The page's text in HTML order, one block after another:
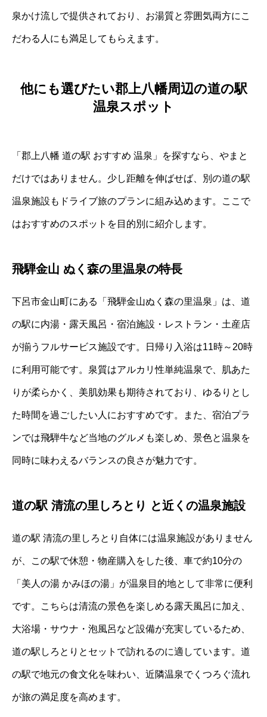
泉かけ流しで提供されており、お湯質と雰囲気両方にこ
だわる人にも満足してもらえます。
他にも選びたい郡上八幡周辺の道の駅
温泉スポット
「郡上八幡 道の駅 おすすめ 温泉」を探すなら、やまと
だけではありません。少し距離を伸ばせば、別の道の駅
温泉施設もドライブ旅のプランに組み込めます。ここで
はおすすめのスポットを目的別に紹介します。
飛騨金山 ぬく森の里温泉の特長
下呂市金山町にある「飛騨金山ぬく森の里温泉」は、道
の駅に内湯・露天風呂・宿泊施設・レストラン・土産店
が揃うフルサービス施設です。日帰り入浴は11時～20時
に利用可能です。泉質はアルカリ性単純温泉で、肌あた
りが柔らかく、美肌効果も期待されており、ゆるりとし
た時間を過ごしたい人におすすめです。また、宿泊プラ
ンでは飛騨牛など当地のグルメも楽しめ、景色と温泉を
同時に味わえるバランスの良さが魅力です。
道の駅 清流の里しろとり と近くの温泉施設
道の駅 清流の里しろとり自体には温泉施設がありません
が、この駅で休憩・物産購入をした後、車で約10分の
「美人の湯 かみほの湯」が温泉目的地として非常に便利
です。こちらは清流の景色を楽しめる露天風呂に加え、
大浴場・サウナ・泡風呂など設備が充実しているため、
道の駅しろとりとセットで訪れるのに適しています。道
の駅で地元の食文化を味わい、近隣温泉でくつろぐ流れ
が旅の満足度を高めます。